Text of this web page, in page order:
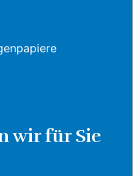
wir für Sie